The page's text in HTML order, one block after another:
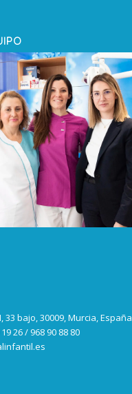
33 bajo, 30009, Murcia, España
26 / 968 90 88 80